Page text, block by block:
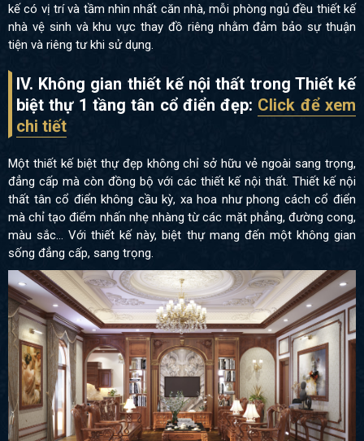
kế có vị trí và tầm nhìn nhất căn nhà, mỗi phòng ngủ đều thiết kế
nhà vệ sinh và khu vực thay đồ riêng nhằm đảm bảo sự thuận
tiện và riêng tư khi sử dụng.
IV. Không gian thiết kế nội thất trong Thiết kế
biệt thự 1 tầng tân cổ điển đẹp: Click để xem
chi tiết
Một thiết kế biệt thự đẹp không chỉ sở hữu vẻ ngoài sang trọng,
đẳng cấp mà còn đồng bộ với các thiết kế nội thất. Thiết kế nội
thất tân cổ điển không cầu kỳ, xa hoa như phong cách cổ điển
mà chỉ tạo điểm nhấn nhẹ nhàng từ các mặt phẳng, đường cong,
màu sắc… Với thiết kế này, biệt thự mang đến một không gian
sống đẳng cấp, sang trọng.